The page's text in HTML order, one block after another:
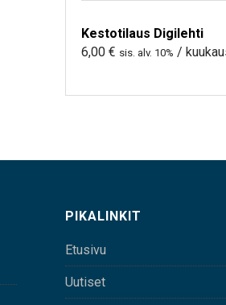
Kestotilaus Digilehti
6,00 € sis. alv. 10% /
PIKALINKIT
Etusivu
Uutiset